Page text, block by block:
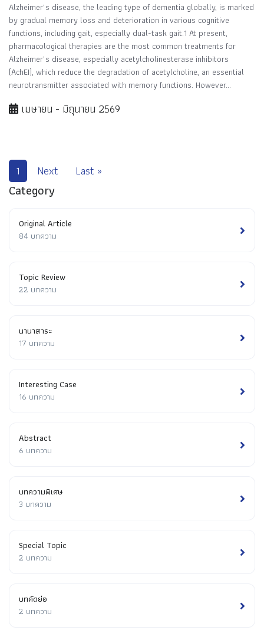
Alzheimer’s disease, the leading type of dementia globally, is marked
by gradual memory loss and deterioration in various cognitive
functions, including gait, especially dual-task gait.1 At present,
pharmacological therapies are the most common treatments for
Alzheimer’s disease, especially acetylcholinesterase inhibitors
(AchEI), which reduce the degradation of acetylcholine, an essential
neurotransmitter associated with memory functions. However...
เมษายน - มิถุนายน 2569
1 Next Last »
Category
Original Article
84 บทความ
Topic Review
22 บทความ
นานาสาระ
17 บทความ
Interesting Case
16 บทความ
Abstract
6 บทความ
บทความพิเศษ
3 บทความ
Special Topic
2 บทความ
บทคัดย่อ
2 บทความ